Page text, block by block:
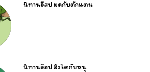
นิทานอีสป มดกับตั๊กแตน
นิทานอีสป สิงโตกับหนู